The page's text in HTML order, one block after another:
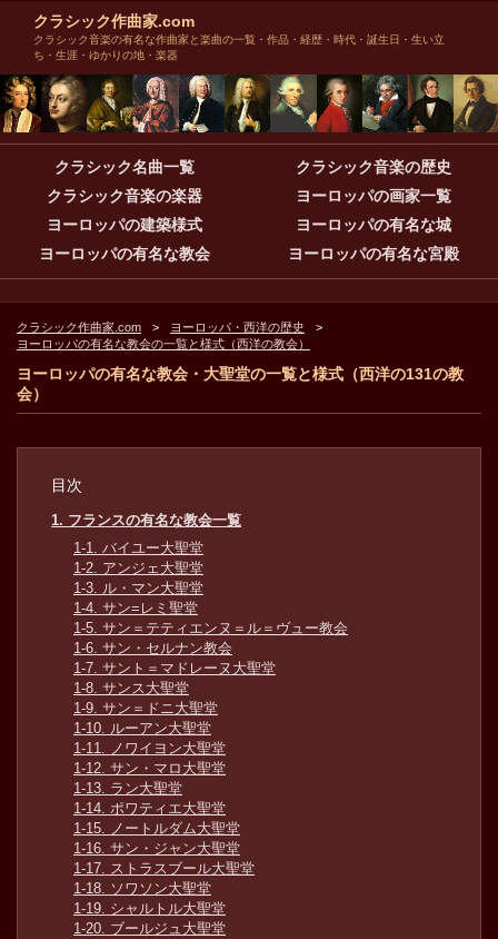
クラシック作曲家.com
クラシック音楽の有名な作曲家と楽曲の一覧・作品・経歴・時代・誕生日・生い立
ち・生涯・ゆかりの地・楽器
クラシック名曲一覧
クラシック音楽の歴史
クラシック音楽の楽器
ヨーロッパの画家一覧
ヨーロッパの建築様式
ヨーロッパの有名な城
ヨーロッパの有名な教会
ヨーロッパの有名な宮殿
クラシック作曲家.com
ヨーロッパ・西洋の歴史
ヨーロッパの有名な教会の一覧と様式（西洋の教会）
ヨーロッパの有名な教会・大聖堂の一覧と様式（西洋の131の教
会）
目次
1. フランスの有名な教会一覧
1-1. バイユー大聖堂
1-2. アンジェ大聖堂
1-3. ル・マン大聖堂
1-4. サン=レミ聖堂
1-5. サン＝テティエンヌ＝ル＝ヴュー教会
1-6. サン・セルナン教会
1-7. サント＝マドレーヌ大聖堂
1-8. サンス大聖堂
1-9. サン＝ドニ大聖堂
1-10. ルーアン大聖堂
1-11. ノワイヨン大聖堂
1-12. サン・マロ大聖堂
1-13. ラン大聖堂
1-14. ポワティエ大聖堂
1-15. ノートルダム大聖堂
1-16. サン・ジャン大聖堂
1-17. ストラスブール大聖堂
1-18. ソワソン大聖堂
1-19. シャルトル大聖堂
1-20. ブールジュ大聖堂